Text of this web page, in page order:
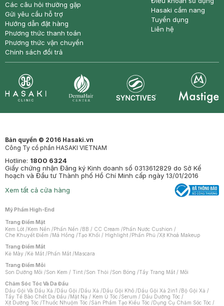
Các câu hỏi thường gặp
Gửi yêu cầu hỗ trợ
Hướng dẫn đặt hàng
Phương thức thanh toán
Phương thức vận chuyển
Chính sách đổi trả
Hasaki cẩm nang
Tuyển dụng
Liên hệ
Bản quyền © 2016 Hasaki.vn
Công Ty cổ phần HASAKI VIETNAM
Hotline: 1800 6324
Giấy chứng nhận Đăng ký Kinh doanh số 0313612829 do Sở Kế
hoạch và Đầu tư Thành phố Hồ Chí Minh cấp ngày 13/01/2016
Xem tất cả cửa hàng
Mỹ Phẩm High-End
Trang Điểm Mặt
Kem Lót /Kem Nền /Phấn Nền /BB / CC Cream /Phấn Nước Cushion /
Che Khuyết Điểm /Má Hồng /Tạo Khối / Highlight /Phấn Phủ /Xịt Khoá Makeup
Trang Điểm Mắt
Kẻ Mày /Kẻ Mắt /Phấn Mắt /Mascara
Trang Điểm Môi
Son Dưỡng Môi /Son Kem / Tint /Son Thỏi /Son Bóng /Tẩy Trang Mắt / Môi
Chăm Sóc Tóc Và Da Đầu
Dầu Gội Và Dầu Xả /Dầu Gội /Dầu Xả /Dầu Gội Khô /Dầu Gội Xả 2in1 /Bộ Gội Xả /
Tẩy Tế Bào Chết Da Đầu /Mặt Nạ / Kem Ủ Tóc /Serum / Dầu Dưỡng Tóc /
Xịt Dưỡng Tóc /Thuốc Nhuộm Tóc /Sản Phẩm Tạo Kiểu Tóc /Dụng Cụ Chăm Sóc Tóc /